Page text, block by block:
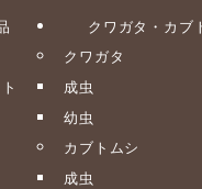
クワガタ・カブ
クワガタ
成虫
幼虫
カブトムシ
成虫